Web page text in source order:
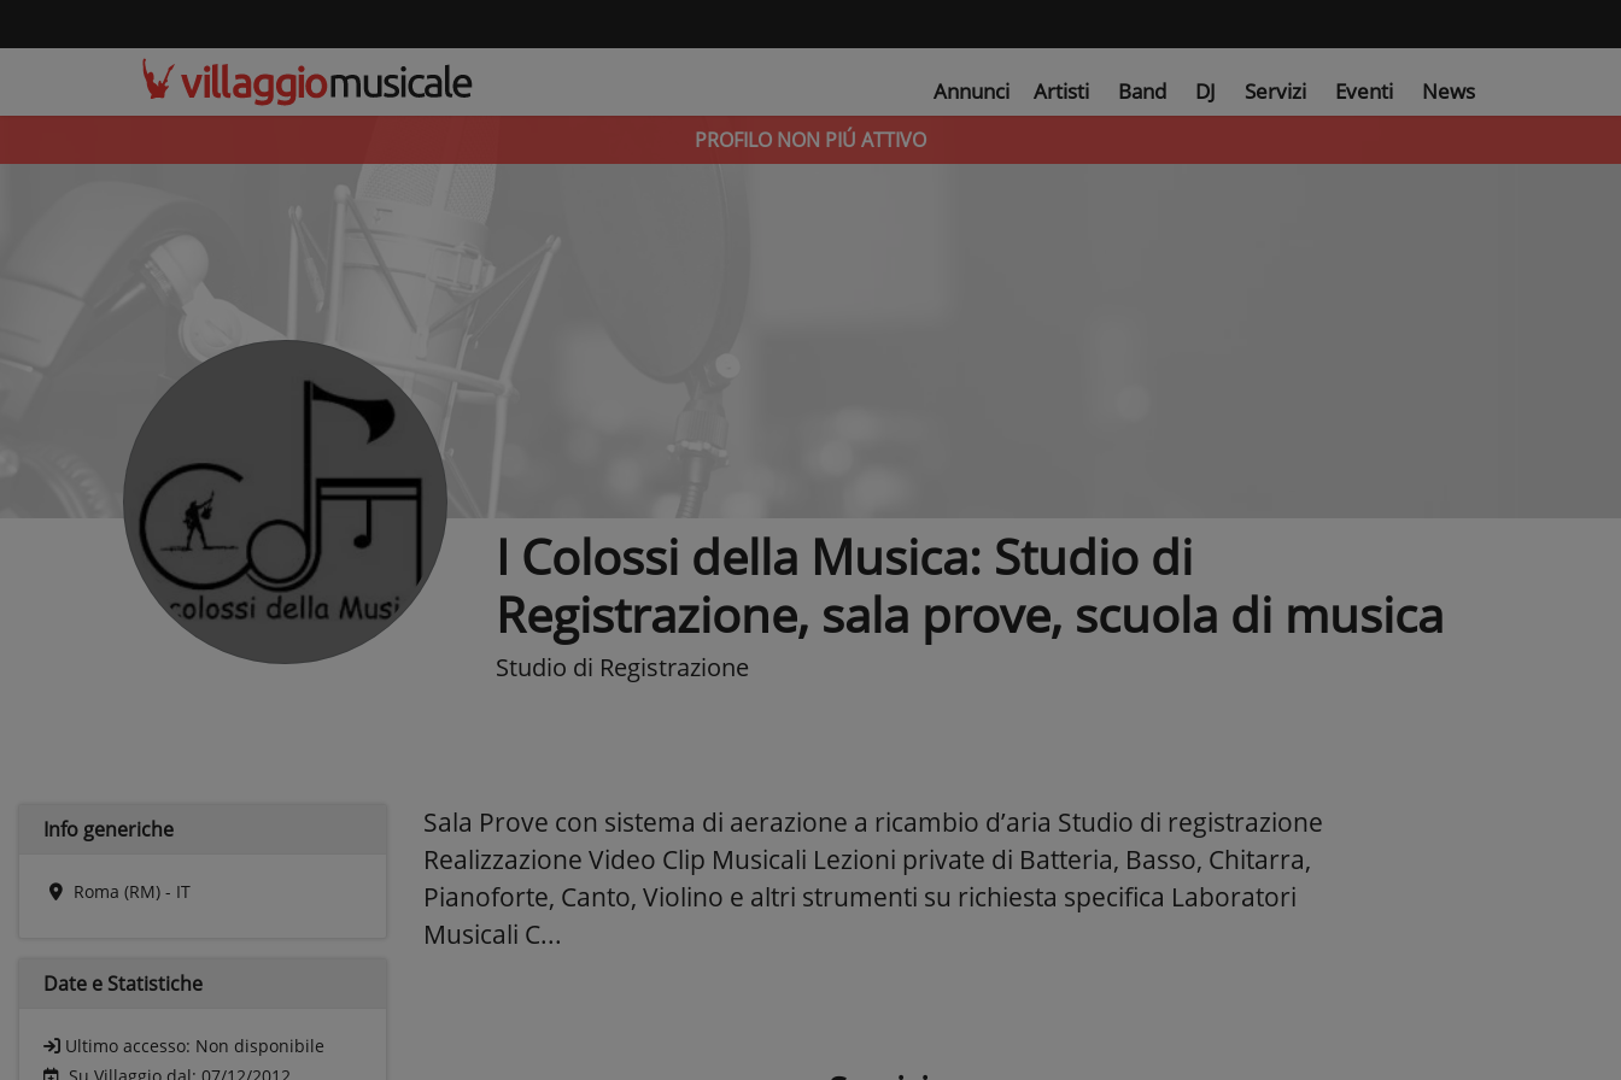
Annunci Artisti Band DJ Servizi Eventi News
PROFILO NON PIÚ ATTIVO
I Colossi della Musica: Studio di
Registrazione, sala prove, scuola di musica
Studio di Registrazione
Info generiche
Roma (RM) - IT
Date e Statistiche
Ultimo accesso: Non disponibile
Sala Prove con sistema di aerazione a ricambio d’aria Studio di registrazione
Realizzazione Video Clip Musicali Lezioni private di Batteria, Basso, Chitarra,
Pianoforte, Canto, Violino e altri strumenti su richiesta specifica Laboratori
Musicali C...